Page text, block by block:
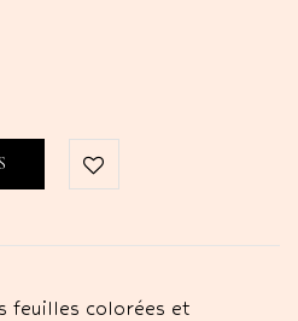
feuilles colorées et